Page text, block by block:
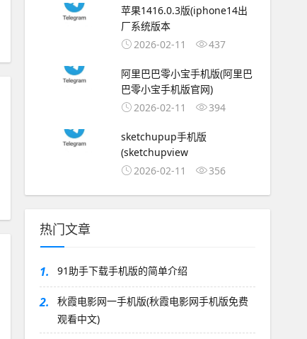
苹果1416.0.3版(iphone14出
厂系统版本
2026-02-11
437
阿里巴巴零小宝手机版(阿里巴
巴零小宝手机版官网)
2026-02-11
394
sketchupup手机版
(sketchupview
2026-02-11
356
热门文章
1. 91助手下载手机版的简单介绍
2.
秋霞电影网一手机版(秋霞电影网手机版免费
观看中文)